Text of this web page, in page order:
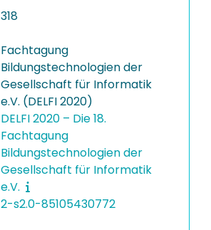
318
Fachtagung
Bildungstechnologien der
Gesellschaft für Informatik
e.V. (DELFI 2020)
DELFI 2020 – Die 18.
Fachtagung
Bildungstechnologien der
Gesellschaft für Informatik
e.V.
2-s2.0-85105430772